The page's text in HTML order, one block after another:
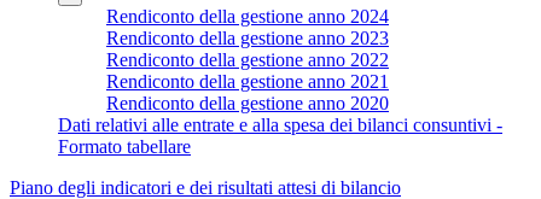
Rendiconto della gestione anno 2024
Rendiconto della gestione anno 2023
Rendiconto della gestione anno 2022
Rendiconto della gestione anno 2021
Rendiconto della gestione anno 2020
Dati relativi alle entrate e alla spesa dei bilanci consuntivi -
Formato tabellare
Piano degli indicatori e dei risultati attesi di bilancio